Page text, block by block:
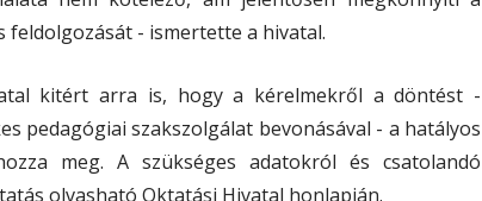
- ismertette a hivatal.
kitért arra is, hogy a kérelmekről a döntést -
pedagógiai szakszolgálat bevonásával - a hatályos
meg. A szükséges adatokról és csatolandó
olvasható Oktatási Hivatal honlapján.